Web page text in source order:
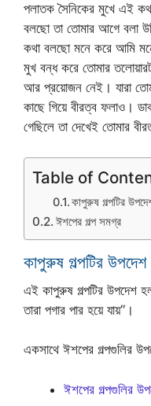
পলাতক সৈনিকের মুখে এই
বলছো তা তোমার আগে বলা
কথা বলছো মনে করে আমি
মুখ বন্ধ করে তোমার
আর প্রয়োজন নেই। যারা
কাছে গিয়ে বীরত্ব ফলাও।
গেছিলে তা দেখেই তোমার
Table of
কাপুরুষ গল্পটির
ঈশপের গল্প সমগ্র
কাপুরুষ গল্পটির উপদেশ
এই কাপুরুষ গল্পটির উপদেশ
তারা পগার পার হয়ে যায়”।
একসাথে ঈশপের গল্পগুলির
ঈশপের গল্পগুলির